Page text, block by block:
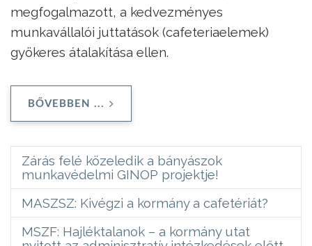
megfogalmazott, a kedvezményes
munkavállalói juttatások (cafeteriaelemek)
gyökeres átalakítása ellen.
BŐVEBBEN ...
Zárás felé közeledik a bányászok
munkavédelmi GINOP projektje!
MASZSZ: Kivégzi a kormány a cafetériát?
MSZF: Hajléktalanok – a kormány utat